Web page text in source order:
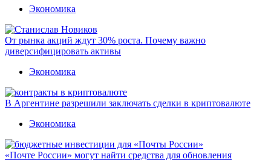
Экономика
От рынка акций ждут 30% роста. Почему важно
диверсифицировать активы
Экономика
В Аргентине разрешили заключать сделки в криптовалюте
Экономика
«Почте России» могут найти средства для обновления